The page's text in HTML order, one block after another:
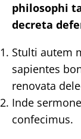
philosophi
decreta
Stulti autem
sapientes
renovata
Inde
confecimus.